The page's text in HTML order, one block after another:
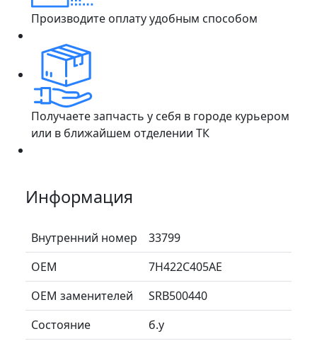
Производите оплату удобным способом
Получаете запчасть у себя в городе курьером
или в ближайшем отделении ТК
Информация
Внутренний номер
33799
ОЕМ
7H422C405AE
ОЕМ заменителей
SRB500440
Состояние
б.у